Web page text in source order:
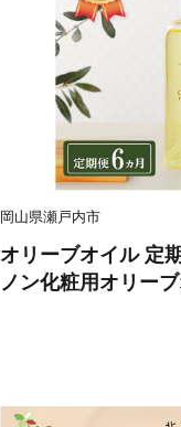
岡山県瀬戸内市
オリーブオイル 定
ノン化粧用オリー
ブ オイル 美容 ス